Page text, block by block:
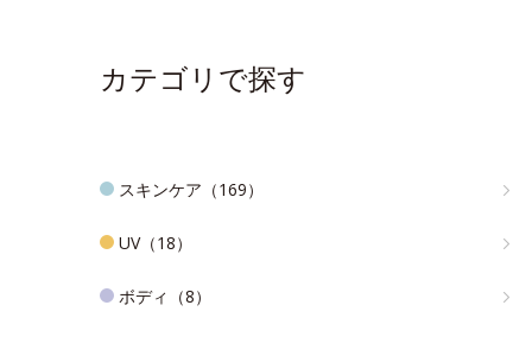
カテゴリで探す
スキンケア（169）
UV（18）
ボディ（8）